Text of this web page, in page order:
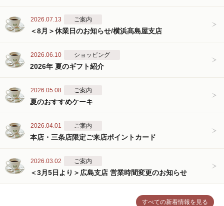
すべての新着情報を見る
2026.07.13 ご案内
＜8月＞休業日のお知らせ/横浜髙島屋支店
2026.06.10 ショッピング
2026年 夏のギフト紹介
2026.05.08 ご案内
夏のおすすめケーキ
2026.04.01 ご案内
本店・三条店限定ご来店ポイントカード
2026.03.02 ご案内
＜3月5日より＞広島支店 営業時間変更のお知らせ